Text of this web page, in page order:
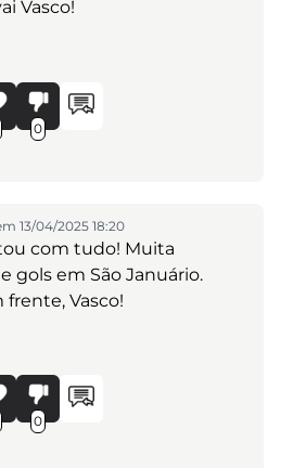
Vasco!
0
13/04/2025 18:20
com tudo! Muita
gols em São Januário.
frente, Vasco!
0